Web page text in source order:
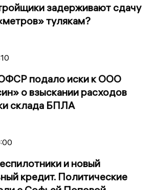
задерживают сдачу
тулякам?
подало иски к ООО
о взыскании расходов
склада БПЛА
и новый
кредит. Политические